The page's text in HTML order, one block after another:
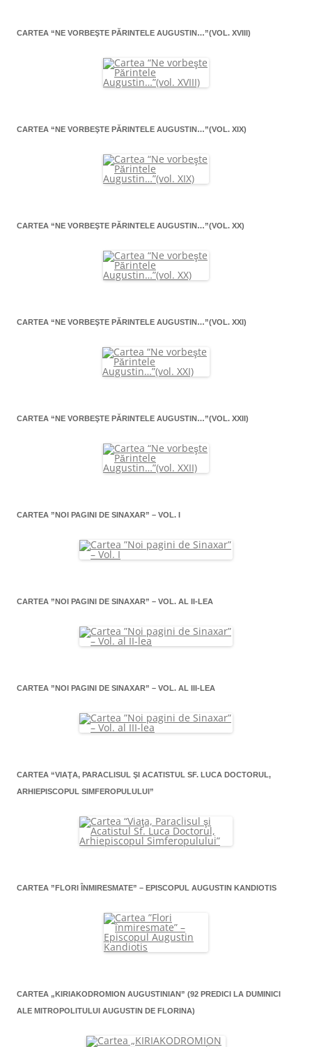
CARTEA “NE VORBEŞTE PĂRINTELE AUGUSTIN…”(VOL. XVIII)
CARTEA “NE VORBEŞTE PĂRINTELE AUGUSTIN…”(VOL. XIX)
CARTEA “NE VORBEŞTE PĂRINTELE AUGUSTIN…”(VOL. XX)
CARTEA “NE VORBEŞTE PĂRINTELE AUGUSTIN…”(VOL. XXI)
CARTEA “NE VORBEŞTE PĂRINTELE AUGUSTIN…”(VOL. XXII)
CARTEA ”NOI PAGINI DE SINAXAR” – VOL. I
CARTEA ”NOI PAGINI DE SINAXAR” – VOL. AL II-LEA
CARTEA ”NOI PAGINI DE SINAXAR” – VOL. AL III-LEA
CARTEA “VIAŢA, PARACLISUL ŞI ACATISTUL SF. LUCA DOCTORUL,
ARHIEPISCOPUL SIMFEROPULULUI”
CARTEA ”FLORI ÎNMIRESMATE” – EPISCOPUL AUGUSTIN KANDIOTIS
CARTEA „KIRIAKODROMION AUGUSTINIAN” (92 PREDICI LA DUMINICI
ALE MITROPOLITULUI AUGUSTIN DE FLORINA)